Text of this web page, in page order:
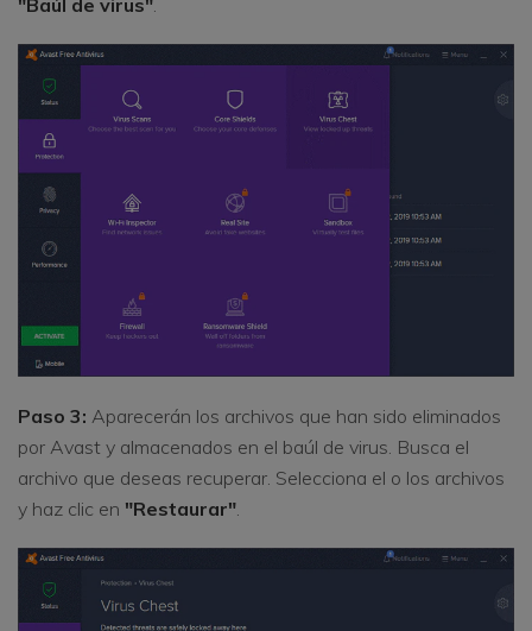
"Baúl de virus".
Paso 3: Aparecerán los archivos que han sido eliminados
por Avast y almacenados en el baúl de virus. Busca el
archivo que deseas recuperar. Selecciona el o los archivos
y haz clic en "Restaurar"